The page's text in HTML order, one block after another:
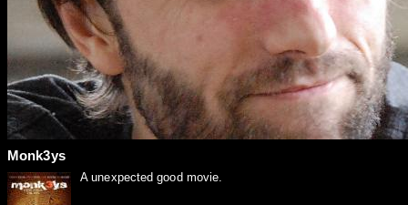
Monk3ys
A unexpected good movie.